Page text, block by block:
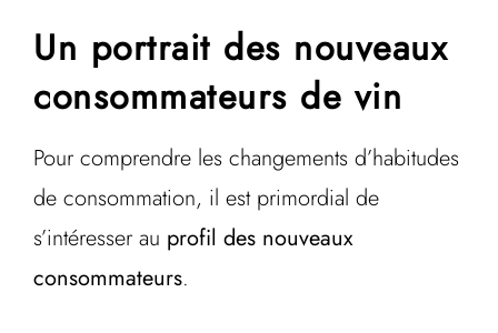
Un portrait des nouveaux
consommateurs de vin
Pour comprendre les changements d’habitudes
de consommation, il est primordial de
s’intéresser au profil des nouveaux
consommateurs.